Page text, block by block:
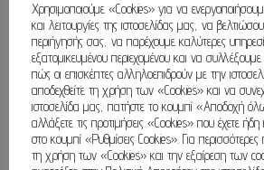
Χρησιμοποιούμε «Cookies» για να
και λειτουργίες της ιστοσελίδας μας, να
περιήγησής σας, να παρέχουμε καλύτερες
εξατομικευμένου περιεχομένου και να
πώς οι επισκέπτες αλληλοεπιδρούν με την
αποδεχθείτε τη χρήση των «Cookies» και να
ιστοσελίδα μας, πατήστε το κουμπί «Αποδοχή
αλλάξετε τις προτιμήσεις «Cookies» που έχετε
στο κουμπί «Ρυθμίσεις Cookies». Για
τη χρήση των «Cookies» και την εξαίρεση των